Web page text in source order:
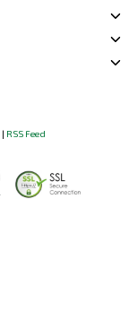
| RSS Feed